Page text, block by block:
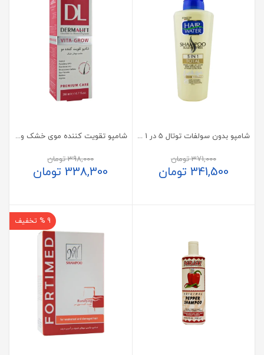
شامپو بدون سولفات توتال 5 در 1 کامان
371,000تومان
341,500 تومان
شامپو تقویت کننده موی خشک ویتا گرو درمالیفت 200 میلی لیتر
398,000تومان
338,300تومان
9 % تخفیف